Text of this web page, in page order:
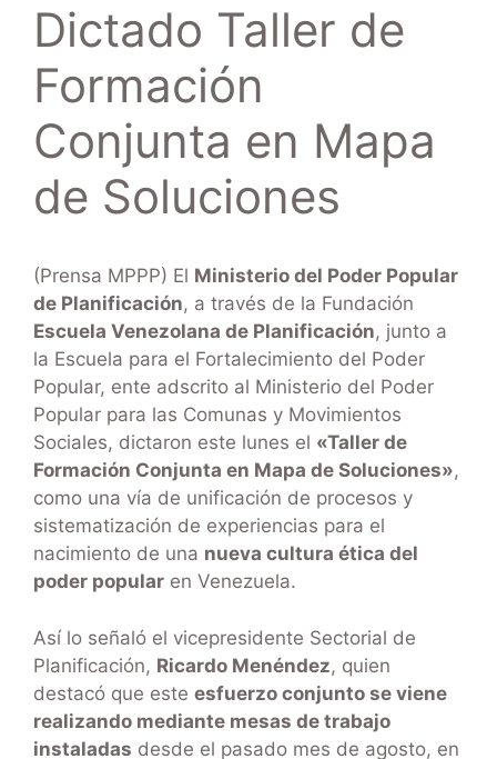
Dictado Taller de
Formación
Conjunta en Mapa
de Soluciones
(Prensa MPPP) El Ministerio del Poder Popular
de Planificación, a través de la Fundación
Escuela Venezolana de Planificación, junto a
la Escuela para el Fortalecimiento del Poder
Popular, ente adscrito al Ministerio del Poder
Popular para las Comunas y Movimientos
Sociales, dictaron este lunes el «Taller de
Formación Conjunta en Mapa de Soluciones»,
como una vía de unificación de procesos y
sistematización de experiencias para el
nacimiento de una nueva cultura ética del
poder popular en Venezuela.
Así lo señaló el vicepresidente Sectorial de
Planificación, Ricardo Menéndez, quien
destacó que este esfuerzo conjunto se viene
realizando mediante mesas de trabajo
instaladas desde el pasado mes de agosto, en